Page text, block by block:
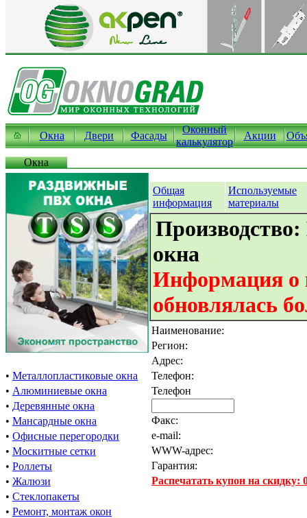
Окна Двери Фасады
Оконный
калькулятор
Акции
Окна
• Металлопластиковые окна
• Алюминиевые окна
• Деревянные окна
• Мансардные окна
• Офисные перегородки
• Москитные сетки
• Роллеты
• Жалюзи
• Стеклопакеты
• Ремонт, монтаж окон
Общая
информация
Используемые
материалы
окна
Информация о
обновлялась
Наименование:
Регион:
Адрес:
Телефон:
Телефон
Факс:
e-mail:
WWW-адрес:
Гарантия:
Распечатать купон на скидку: